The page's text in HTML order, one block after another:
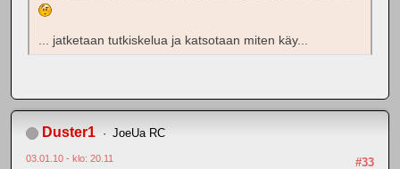
... jatketaan tutkiskelua ja katsotaan miten käy...
Duster1 JoeUa RC
#33
03.01.10 - klo: 20.11